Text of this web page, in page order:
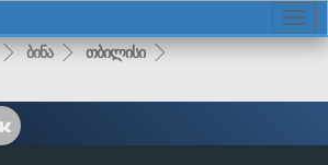
ბინა თბილისი